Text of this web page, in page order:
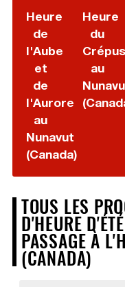
Heure
de
l'Aube
et
de
l'Aurore
au
Nunavut
(Canada)
Heure
du
au
TOUS LES
D'HEURE
PASSAGE À
(CANADA)